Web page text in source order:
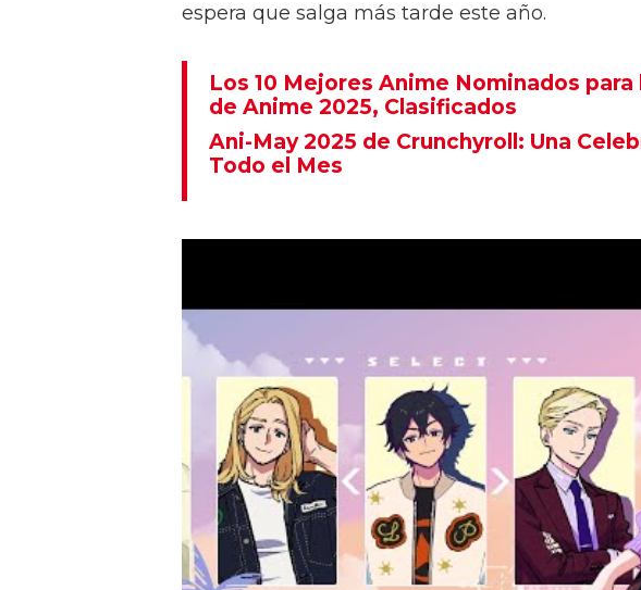
espera que salga más tarde este año.
Los 10 Mejores Anime Nominados para
de Anime 2025, Clasificados
Ani-May 2025 de Crunchyroll: Una
Todo el Mes